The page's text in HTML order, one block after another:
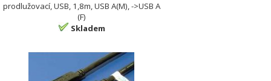
prodlužovací, USB, 1,8m, USB A(M), ->USB A
(F)
Skladem